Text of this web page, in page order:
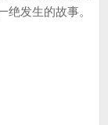
发生的故事。